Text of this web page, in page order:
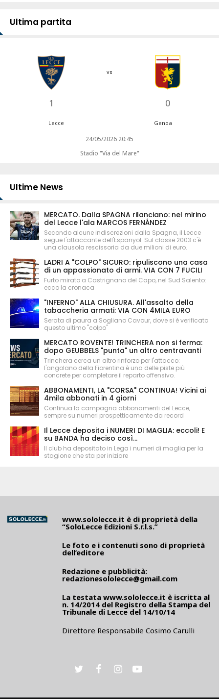
Ultima partita
1
vs
0
Lecce Genoa
24/05/2026 20:45
Stadio "Via del Mare"
Ultime News
MERCATO. Dalla SPAGNA rilanciano: nel mirino
del Lecce l'ala MARCOS FERNÁNDEZ
Secondo alcune indiscrezioni dalla Spagna, il Lecce
segue l'attaccante dell'Espanyol. Sul classe 2003 c'è
una clausola rescissoria da due milioni di euro.
LADRI A "COLPO" SICURO: ripuliscono una casa
di un appassionato di armi. VIA CON 7 FUCILI
Furto mirato a Castrignano del Capo, nel Sud Salento:
ecco la cronaca
"INFERNO" ALLA CHIUSURA. All'assalto della
tabaccheria armati: VIA CON 4MILA EURO
Serata di paura a Sogliano Cavour, dove si è verificato
questo ultimo "colpo"
MERCATO ROVENTE! TRINCHERA non si ferma:
dopo GEUBBELS "punta" un altro centravanti
Trinchera cerca un altro rinforzo per l'attacco:
l'angolano della Fiorentina è una delle piste più
concrete per completare il reparto offensivo.
ABBONAMENTI, LA "CORSA" CONTINUA! Vicini ai
4mila abbonati in 4 giorni
Continua la campagna abbonamenti del Lecce,
sempre su numeri prospetticamente da record
Il Lecce deposita i NUMERI DI MAGLIA: eccoli! E
su BANDA ha deciso così...
Il club ha depositato in Lega i numeri di maglia per la
stagione che sta per iniziare
www.sololecce.it è di proprietà della
“SoloLecce Edizioni S.r.l.s.”
Le foto e i contenuti sono di proprietà
dell’editore
Redazione e pubblicità:
redazionesololecce@gmail.com
La testata www.sololecce.it è iscritta al
n. 14/2014 del Registro della Stampa del
Tribunale di Lecce del 14/10/14
Direttore Responsabile Cosimo Carulli